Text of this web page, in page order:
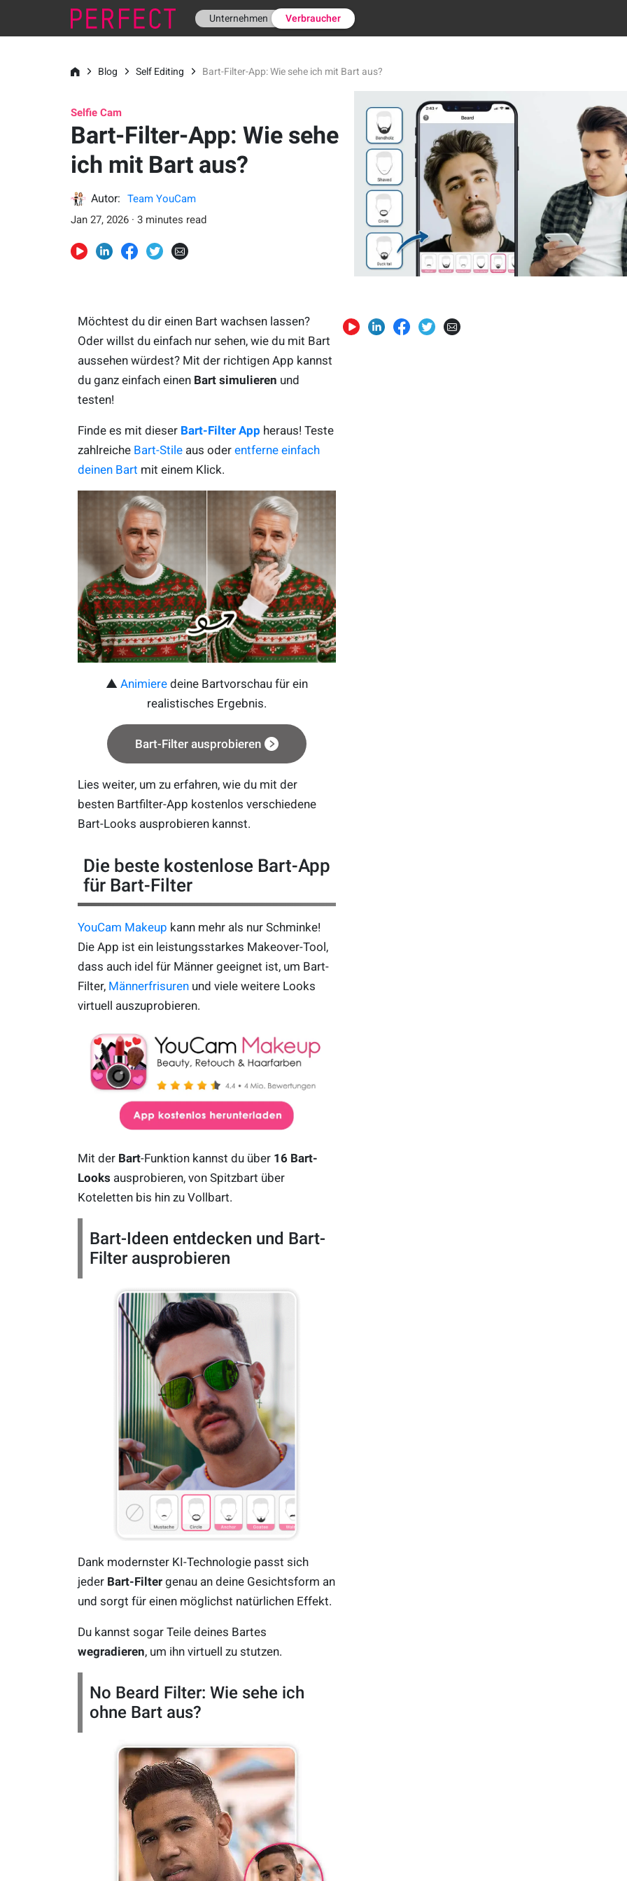
Unternehmen Verbraucher
Blog Self Editing Bart-Filter-App: Wie sehe ich mit Bart aus?
Selfie Cam
Bart-Filter-App: Wie sehe
ich mit Bart aus?
Autor:
Team YouCam
Jan 27, 2026 · 3 minutes read
Möchtest du dir einen Bart wachsen lassen?
Oder willst du einfach nur sehen, wie du mit Bart
aussehen würdest? Mit der richtigen App kannst
du ganz einfach einen Bart simulieren und
testen!
Finde es mit dieser Bart-Filter App heraus! Teste
zahlreiche Bart-Stileaus oder entferne einfach
deinen Bart mit einem Klick.
▲ Animiere deine Bartvorschau für ein
realistisches Ergebnis.
Bart-Filter ausprobieren
Lies weiter, um zu erfahren, wie du mit der
besten Bartfilter-App kostenlos verschiedene
Bart-Looks ausprobieren kannst.
Die beste kostenlose Bart-App
für Bart-Filter
YouCam Makeup kann mehr als nur Schminke!
Die App ist ein leistungsstarkes Makeover-Tool,
dass auch idel für Männer geeignet ist, um Bart-
Filter, Männerfrisuren und viele weitere Looks
virtuell auszuprobieren.
Mit der Bart-Funktion kannst du über 16 Bart-
Looks ausprobieren, von Spitzbart über
Koteletten bis hin zu Vollbart.
Bart-Ideen entdecken und Bart-
Filter ausprobieren
Dank modernster KI-Technologie passt sich
jeder Bart-Filtergenau an deine Gesichtsform an
und sorgt für einen möglichst natürlichen Effekt.
Du kannst sogar Teile deines Bartes
wegradieren, um ihn virtuell zu stutzen.
No Beard Filter: Wie sehe ich
ohne Bart aus?